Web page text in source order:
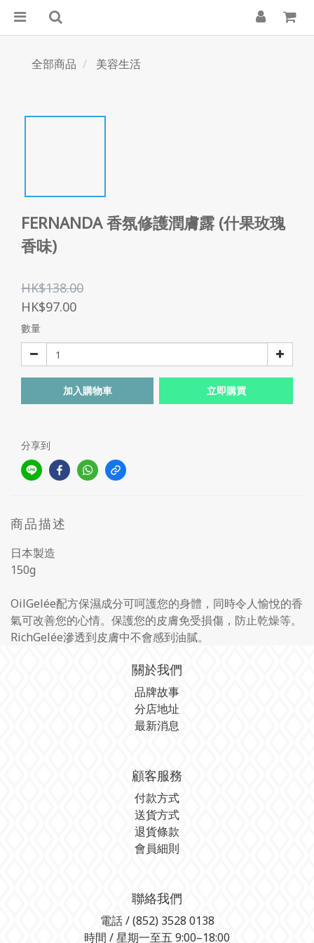
全部商品 美容生活
FERNANDA 香氛修護潤膚露 (什果玫瑰
香味)
HK$138.00
HK$97.00
數量
加入購物車 立即購買
分享到
商品描述
日本製造
150g
OilGelée配方保濕成分可呵護您的身體，同時令人愉悅的香
氣可改善您的心情。保護您的皮膚免受損傷，防止乾燥等。
RichGelée滲透到皮膚中不會感到油膩。
關於我們
品牌故事
分店地址
最新消息
顧客服務
付款方式
送貨方式
退貨條款
會員細則
聯絡我們
電話 / (852) 3528 0138
時間 / 星期一至五 9:00–18:00